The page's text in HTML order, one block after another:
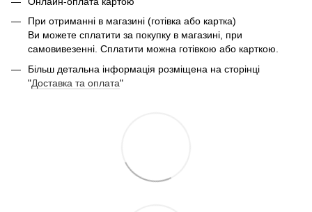
При отриманні в магазині (готівка або картка)
Ви можете сплатити за покупку в магазині, при
самовивезенні. Сплатити можна готівкою або карткою.
Більш детальна інформація розміщена на сторінці
"Доставка та оплата"